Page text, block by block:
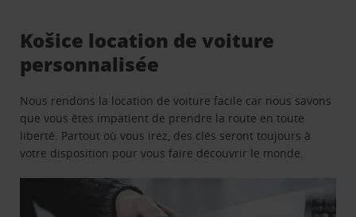
Košice location de voiture
personnalisée
Nous rendons la location de voiture facile car nous savons
que vous êtes impatient de prendre la route en toute
liberté. Partout où vous irez, des clés seront toujours à
votre disposition pour vous faire découvrir le monde.